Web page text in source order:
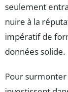
seulement
nuire à la
impératif de
données solide.
Pour